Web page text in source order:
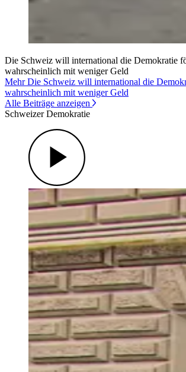
Die Schweiz will international die Demokratie
wahrscheinlich mit weniger Geld
Mehr Die Schweiz will international die
wahrscheinlich mit weniger Geld
Alle Beiträge anzeigen
Schweizer Demokratie